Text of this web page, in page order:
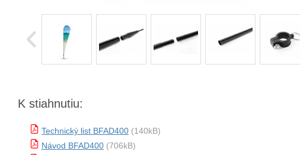
K stiahnutiu:
Technický list BFAD400 (140kB)
Návod BFAD400 (706kB)